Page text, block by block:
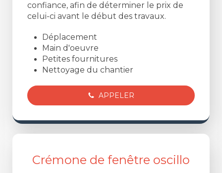
confiance, afin de déterminer le prix de
celui-ci avant le début des travaux.
Déplacement
Main d'oeuvre
Petites fournitures
Nettoyage du chantier
APPELER
Crémone de fenêtre oscillo